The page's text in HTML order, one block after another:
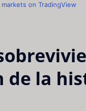
markets on TradingView
de la